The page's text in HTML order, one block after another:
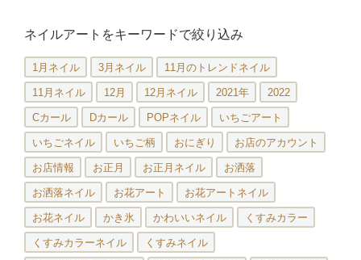
ネイルアートをキーワードで絞り込み
1月ネイル 3月ネイル 11月のトレンドネイル
11月ネイル 12月 12月ネイル 2021年 2022
Cカール Dカール POPネイル いちごアート
いちごネイル いちご柄 おにぎり お店のアカウント
お店情報 お正月 お正月ネイル お洒落
お洒落ネイル お花アート お花アートネイル
お花ネイル かき氷 かわいいネイル くすみカラー
くすみカラーネイル くすみネイル